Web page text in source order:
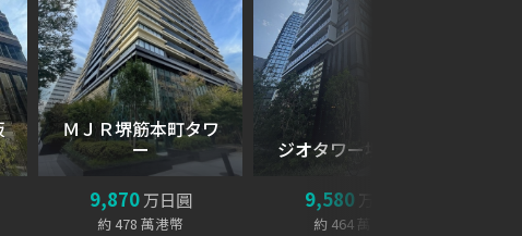
ＭＪＲ堺筋本町タワ
ー
9,870万日圓
約 478 萬港幣
ジオタワー堺筋本町
9,580万日圓
約 464 萬港幣